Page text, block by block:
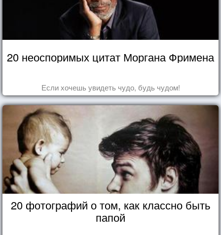
20 неоспоримых цитат Моргана Фримена
Если хочешь увидеть чудо, будь чудом!
20 фотографий о том, как классно быть
папой